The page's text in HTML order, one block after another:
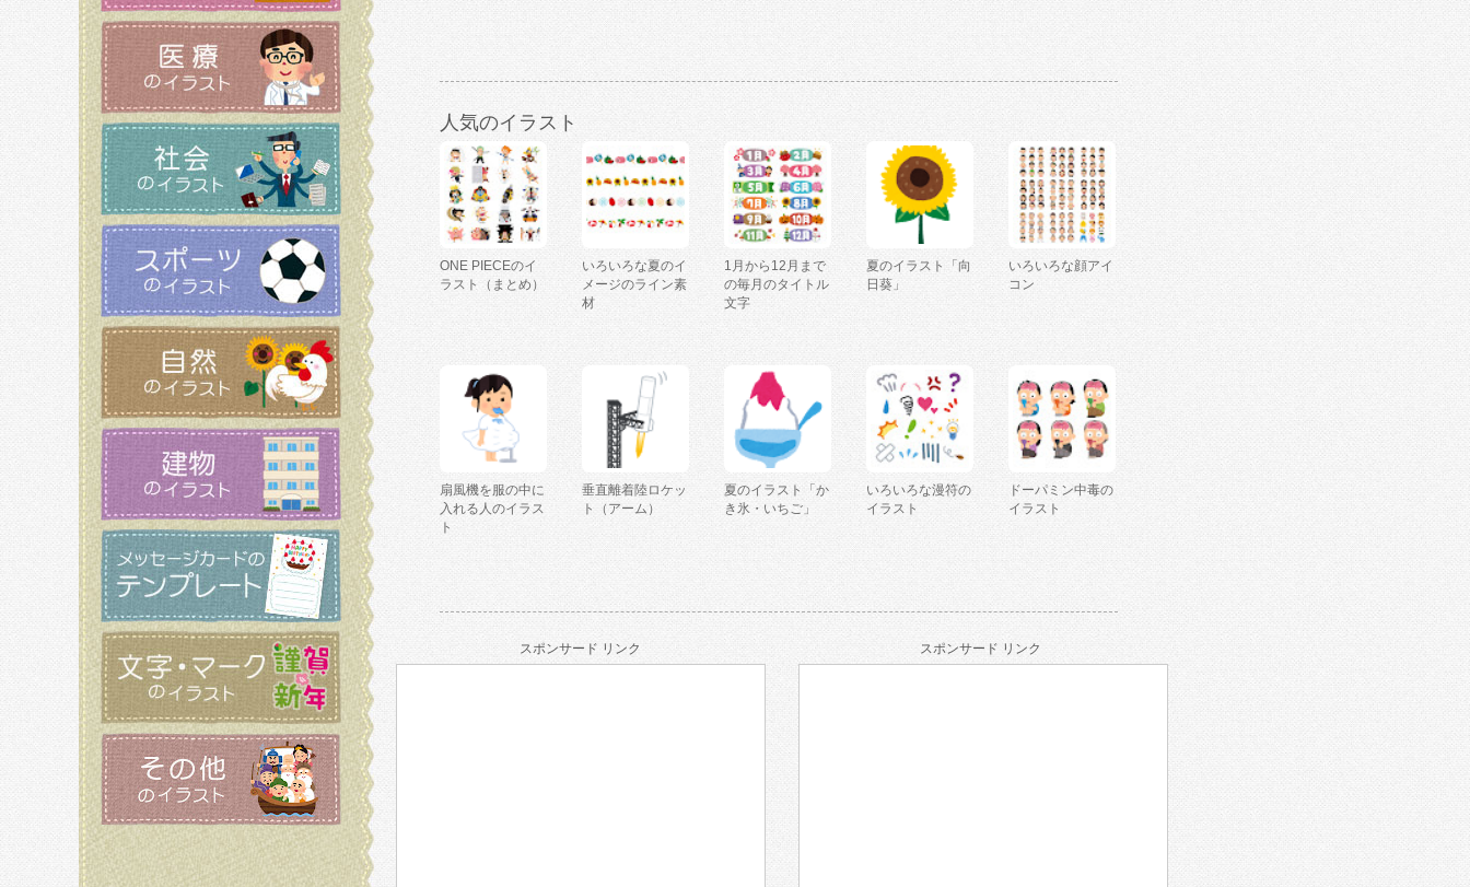
人気のイラスト
ONE PIECEのイ
ラスト（まとめ）
いろいろな夏のイ
メージのライン素
材
1月から12月まで
の毎月のタイトル
文字
夏のイラスト「向
日葵」
いろいろな顔アイ
コン
扇風機を服の中に
入れる人のイラス
ト
垂直離着陸ロケッ
ト（アーム）
夏のイラスト「か
き氷・いちご」
いろいろな漫符の
イラスト
ドーパミン中毒の
イラスト
スポンサード リンク スポンサード リンク